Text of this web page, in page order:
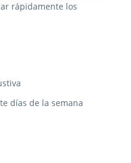
rápidamente los
días de la semana